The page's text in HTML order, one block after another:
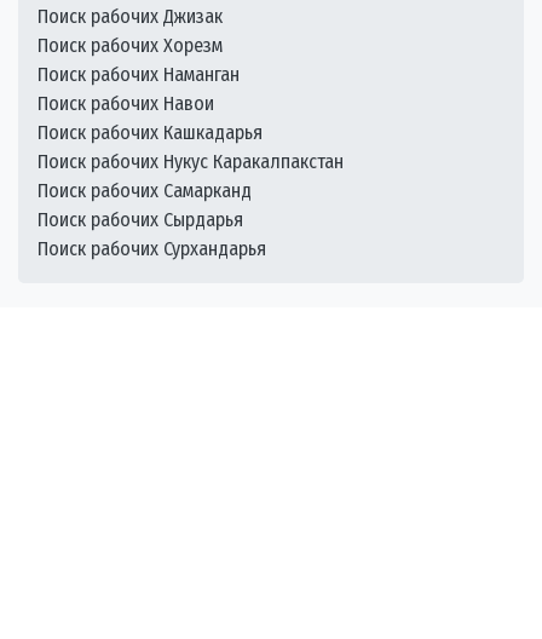
Поиск рабочих Джизак
Поиск рабочих Хорезм
Поиск рабочих Наманган
Поиск рабочих Навои
Поиск рабочих Кашкадарья
Поиск рабочих Нукус Каракалпакстан
Поиск рабочих Самарканд
Поиск рабочих Сырдарья
Поиск рабочих Сурхандарья